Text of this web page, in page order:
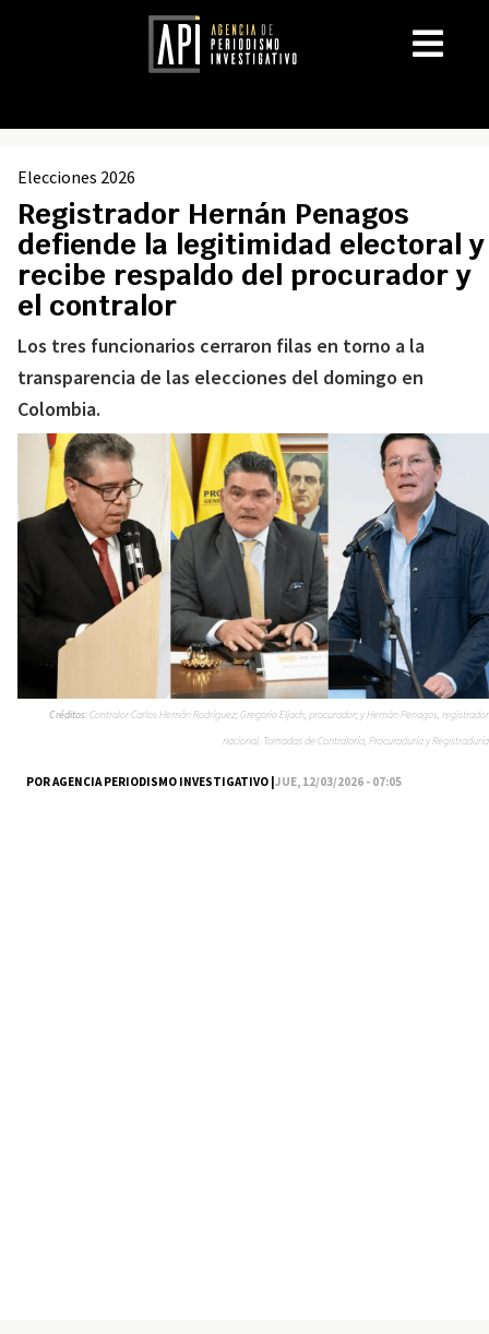
Elecciones 2026
Registrador Hernán Penagos
defiende la legitimidad electoral y
recibe respaldo del procurador y
el contralor
Los tres funcionarios cerraron filas en torno a la
transparencia de las elecciones del domingo en
Colombia.
POR AGENCIA PERIODISMO INVESTIGATIVO |JUE, 12/03/2026 - 07:05
Créditos:Contralor Carlos Hernán Rodríguez; Gregorio Eljach, procurador; y Hernán Penagos, registrador
nacional. Tomadas de Contraloría, Procuraduría y Registraduría